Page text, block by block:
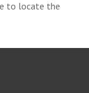
to locate the